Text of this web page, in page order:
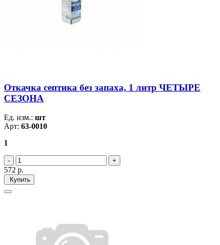
Откачка септика без запаха, 1 литр ЧЕТЫРЕ
СЕЗОНА
Ед. изм.: шт
Арт: 63-0010
1
572 р.
Купить